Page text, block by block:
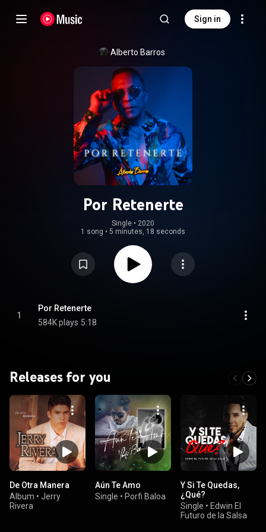
Sign in
Alberto Barros
Por Retenerte
Single • 2020
1 song • 5 minutes, 18 seconds
1
Por Retenerte
584K plays 5:18
Releases for you
De Otra Manera
Album • Jerry
Rivera
Aún Te Amo
Single • Porfi Baloa
Y Si Te Quedas,
¿Qué?
Single • Edwin El
Futuro de la Salsa